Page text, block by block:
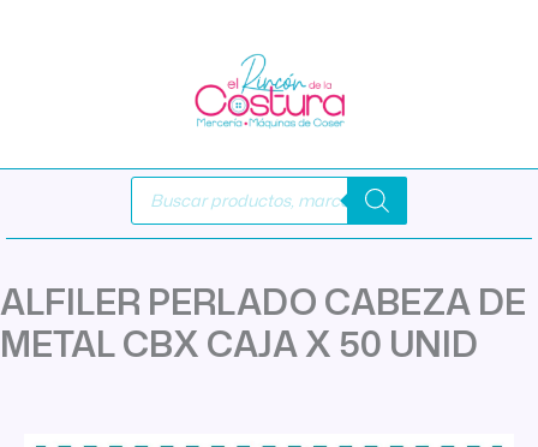
Búsqueda
productos
ALFILER PERLADO CABEZA DE
METAL CBX CAJA X 50 UNID